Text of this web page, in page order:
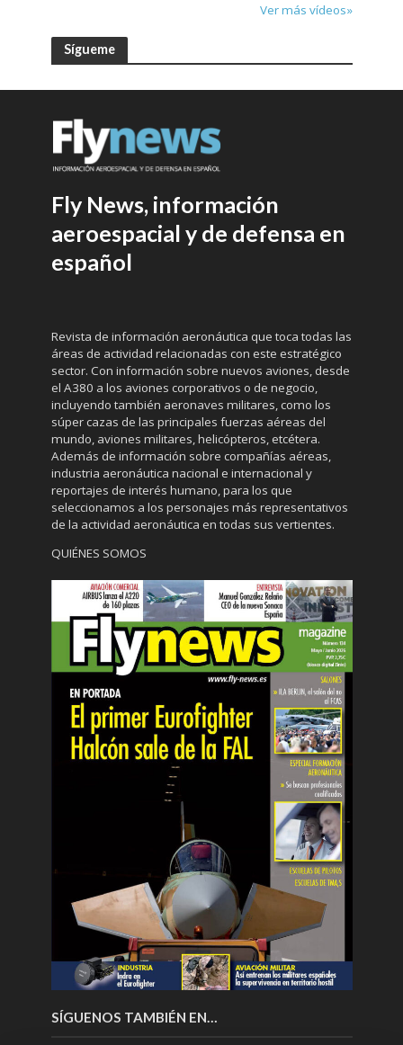
Ver más vídeos»
Sígueme
Fly News, información
aeroespacial y de defensa en
español
Revista de información aeronáutica que toca todas las
áreas de actividad relacionadas con este estratégico
sector. Con información sobre nuevos aviones, desde
el A380 a los aviones corporativos o de negocio,
incluyendo también aeronaves militares, como los
súper cazas de las principales fuerzas aéreas del
mundo, aviones militares, helicópteros, etcétera.
Además de información sobre compañías aéreas,
industria aeronáutica nacional e internacional y
reportajes de interés humano, para los que
seleccionamos a los personajes más representativos
de la actividad aeronáutica en todas sus vertientes.
QUIÉNES SOMOS
SÍGUENOS TAMBIÉN EN…